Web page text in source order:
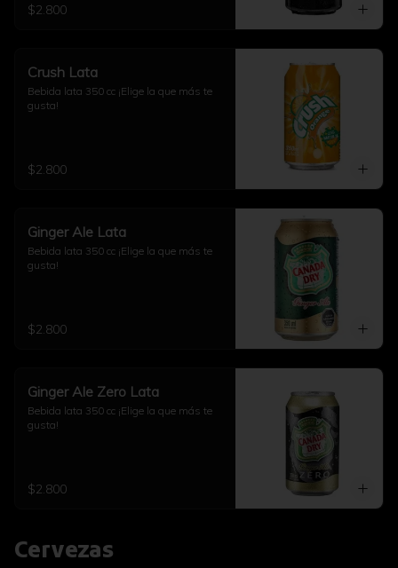
$2.800
Crush Lata
Bebida lata 350 cc ¡Elige la que más te
gusta!
$2.800
Ginger Ale Lata
Bebida lata 350 cc ¡Elige la que más te
gusta!
$2.800
Ginger Ale Zero Lata
Bebida lata 350 cc ¡Elige la que más te
gusta!
$2.800
Cervezas